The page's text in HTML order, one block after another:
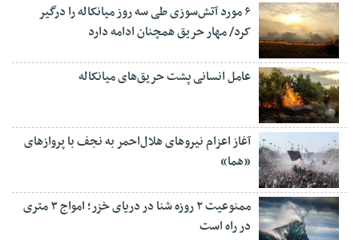
۶ مورد آتش‌سوزی طی سه روز میانکاله را درگیر
کرد/ مهار حریق همچنان ادامه دارد
عامل انسانی پشت حریق‌های میانکاله
آغاز اعزام نیروهای هلال‌احمر به نجف با پروازهای
«هما»
ممنوعیت ۲ روزه شنا در دریای خزر؛ امواج ۳ متری
در راه است